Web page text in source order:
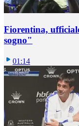
Fiorentina,
sogno"
01:14